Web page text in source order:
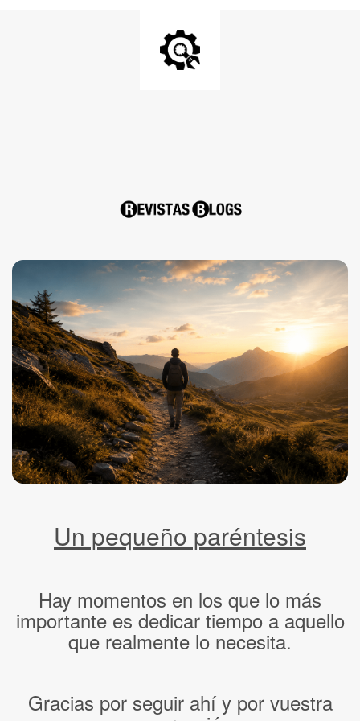
Un pequeño paréntesis
Hay momentos en los que lo más
importante es dedicar tiempo a aquello
que realmente lo necesita.
Gracias por seguir ahí y por vuestra